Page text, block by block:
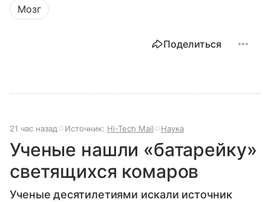
Мозг
Поделиться
21 час назад Источник: Hi-Tech Mail Наука
Ученые нашли «батарейку»
светящихся комаров
Ученые десятилетиями искали источник